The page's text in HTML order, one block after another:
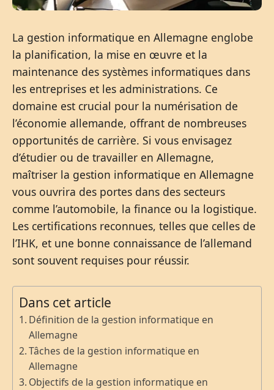
La gestion informatique en Allemagne englobe
la planification, la mise en œuvre et la
maintenance des systèmes informatiques dans
les entreprises et les administrations. Ce
domaine est crucial pour la numérisation de
l’économie allemande, offrant de nombreuses
opportunités de carrière. Si vous envisagez
d’étudier ou de travailler en Allemagne,
maîtriser la gestion informatique en Allemagne
vous ouvrira des portes dans des secteurs
comme l’automobile, la finance ou la logistique.
Les certifications reconnues, telles que celles de
l’IHK, et une bonne connaissance de l’allemand
sont souvent requises pour réussir.
Dans cet article
Définition de la gestion informatique en
Allemagne
Tâches de la gestion informatique en
Allemagne
Objectifs de la gestion informatique en